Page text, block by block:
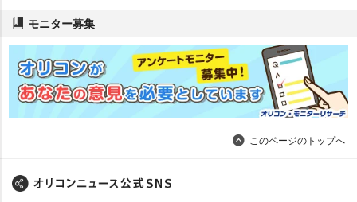
モニター募集
このページのトップへ